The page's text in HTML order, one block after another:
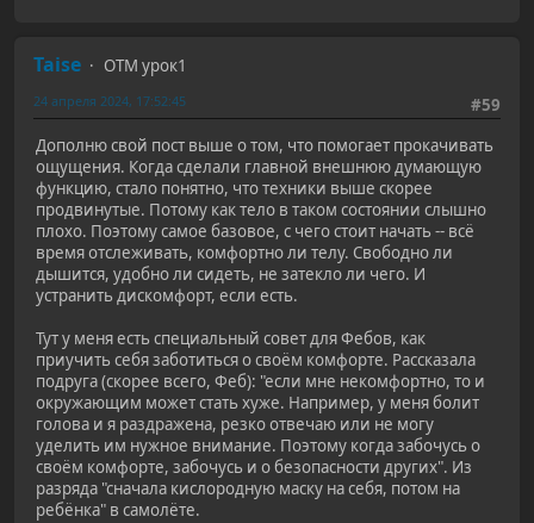
Taise
ОТМ урок1
#59
24 апреля 2024, 17:52:45
Дополню свой пост выше о том, что помогает прокачивать
ощущения. Когда сделали главной внешнюю думающую
функцию, стало понятно, что техники выше скорее
продвинутые. Потому как тело в таком состоянии слышно
плохо. Поэтому самое базовое, с чего стоит начать -- всё
время отслеживать, комфортно ли телу. Свободно ли
дышится, удобно ли сидеть, не затекло ли чего. И
устранить дискомфорт, если есть.
Тут у меня есть специальный совет для Фебов, как
приучить себя заботиться о своём комфорте. Рассказала
подруга (скорее всего, Феб): "если мне некомфортно, то и
окружающим может стать хуже. Например, у меня болит
голова и я раздражена, резко отвечаю или не могу
уделить им нужное внимание. Поэтому когда забочусь о
своём комфорте, забочусь и о безопасности других". Из
разряда "сначала кислородную маску на себя, потом на
ребёнка" в самолёте.